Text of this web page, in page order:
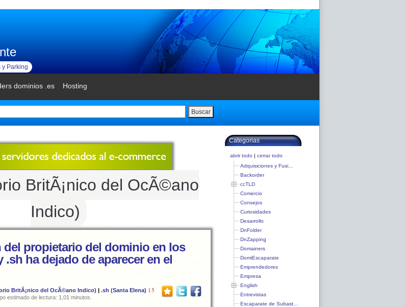
Parking
dominios .es Hosting
Buscar
BritÃ¡nico del OcÃ©ano
Indico)
del propietario del dominio en los
.sh ha dejado de aparecer en el
BritÃ¡nico del OcÃ©ano Indico) | .sh (Santa Elena) 15
estimado de lectura: 1,01 minutos.
Categorias
abrir todo | cerrar todo
Adquisiciones y Fusi...
Backorder
ccTLD
Comercio
Consejos
Curiosidades
Desarrollo
DnFolder
DnZapping
Domainers
DomiEscaparate
Emprendedores
Empresa
English
Entrevistas
Escaparate de Subast...